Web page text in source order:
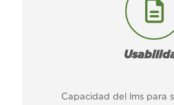
Capacidad del lms para